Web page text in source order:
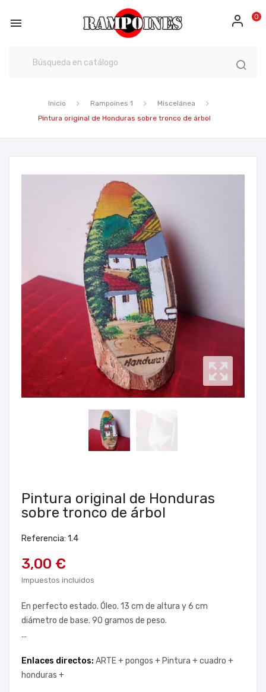
 0
Inicio Rampoines 1
Miscelánea
Pintura original de Honduras sobre tronco de árbol
Pintura original de Honduras
sobre tronco de árbol
Referencia: 1.4
3,00 €
Impuestos incluidos
En perfecto estado. Óleo. 13 cm de altura y 6 cm
diámetro de base. 90 gramos de peso.
...
Enlaces directos: ARTE +pongos + Pintura +cuadro +
honduras +